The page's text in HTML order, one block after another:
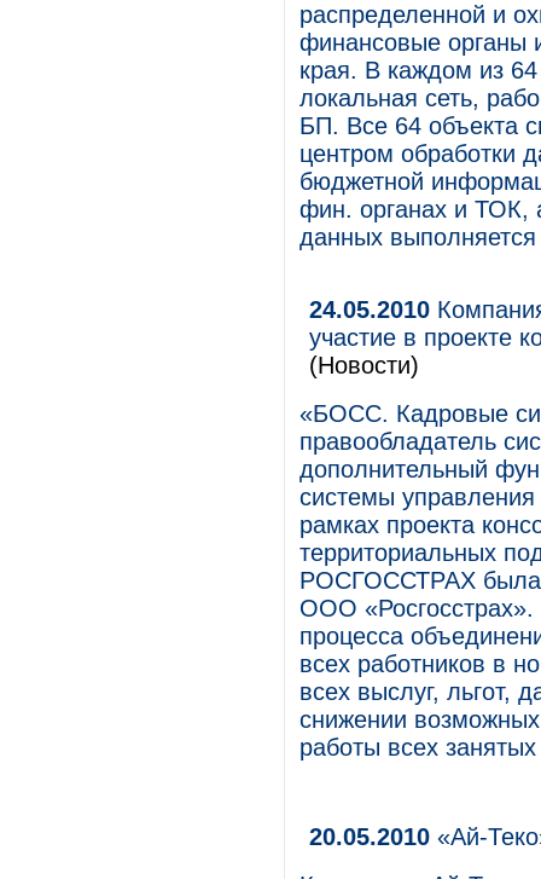
распределенной и
финансовые органы
края. В каждом из
локальная сеть,
БП. Все 64 объекта
центром обработки
бюджетной
фин. органах и ТОК,
данных выполняется
24.05.2010
участие в проекте
(Новости)
«БОСС. Кадровые
правообладатель
дополнительный
системы
рамках проекта
территориальных
РОСГОССТРАХ была
ООО
процесса
всех работников в
всех выслуг, льгот,
снижении
работы всех
20.05.2010 «Ай-